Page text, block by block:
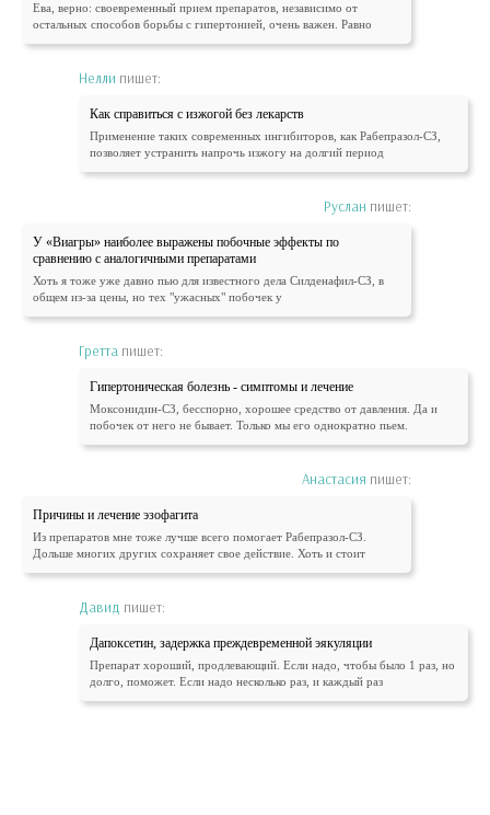
Ева, верно: своевременный прием препаратов, независимо от
остальных способов борьбы с гипертонией, очень важен. Равно
Нелли пишет:
Как справиться с изжогой без лекарств
Применение таких современных ингибиторов, как Рабепразол-СЗ,
позволяет устранить напрочь изжогу на долгий период
Руслан пишет:
У «Виагры» наиболее выражены побочные эффекты по
сравнению с аналогичными препаратами
Хоть я тоже уже давно пью для известного дела Силденафил-СЗ, в
общем из-за цены, но тех "ужасных" побочек у
Гретта пишет:
Гипертоническая болезнь - симптомы и лечение
Моксонидин-СЗ, бесспорно, хорошее средство от давления. Да и
побочек от него не бывает. Только мы его однократно пьем.
Анастасия пишет:
Причины и лечение эзофагита
Из препаратов мне тоже лучше всего помогает Рабепразол-СЗ.
Дольше многих других сохраняет свое действие. Хоть и стоит
Давид пишет:
Дапоксетин, задержка преждевременной эякуляции
Препарат хороший, продлевающий. Если надо, чтобы было 1 раз, но
долго, поможет. Если надо несколько раз, и каждый раз